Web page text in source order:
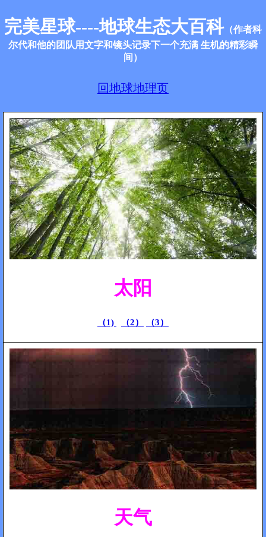
完美星球----地球生态大百科（作者科
尔代和他的团队用文字和镜头记录下一个充满 生机的精彩瞬
间）
回地球地理页
太阳
（1) （2） （3）
天气